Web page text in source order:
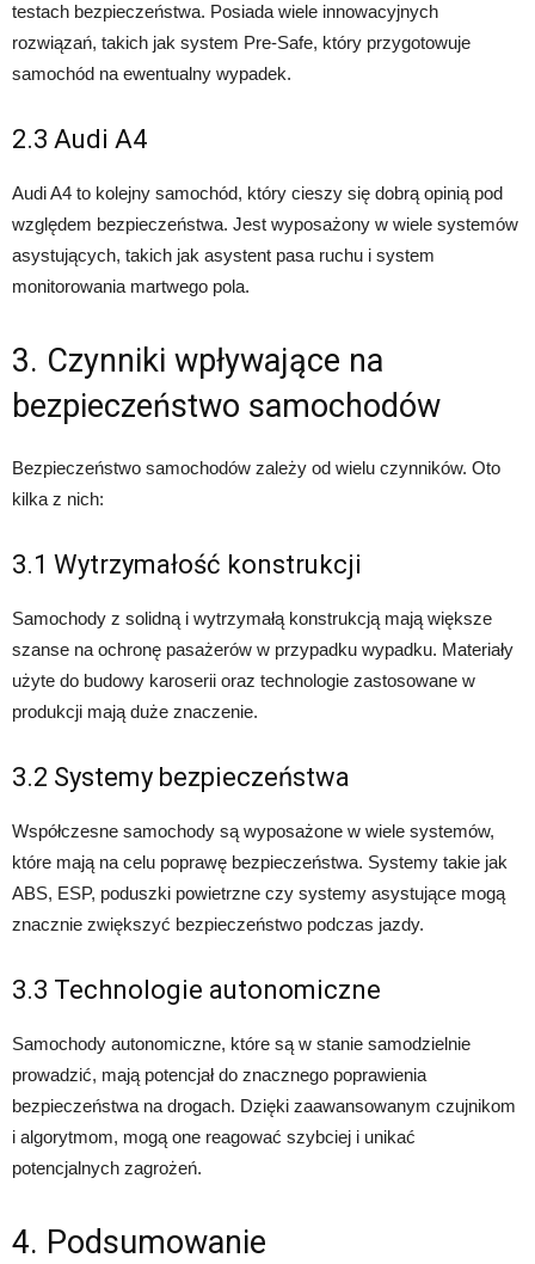
testach bezpieczeństwa. Posiada wiele innowacyjnych
rozwiązań, takich jak system Pre-Safe, który przygotowuje
samochód na ewentualny wypadek.
2.3 Audi A4
Audi A4 to kolejny samochód, który cieszy się dobrą opinią pod
względem bezpieczeństwa. Jest wyposażony w wiele systemów
asystujących, takich jak asystent pasa ruchu i system
monitorowania martwego pola.
3. Czynniki wpływające na
bezpieczeństwo samochodów
Bezpieczeństwo samochodów zależy od wielu czynników. Oto
kilka z nich:
3.1 Wytrzymałość konstrukcji
Samochody z solidną i wytrzymałą konstrukcją mają większe
szanse na ochronę pasażerów w przypadku wypadku. Materiały
użyte do budowy karoserii oraz technologie zastosowane w
produkcji mają duże znaczenie.
3.2 Systemy bezpieczeństwa
Współczesne samochody są wyposażone w wiele systemów,
które mają na celu poprawę bezpieczeństwa. Systemy takie jak
ABS, ESP, poduszki powietrzne czy systemy asystujące mogą
znacznie zwiększyć bezpieczeństwo podczas jazdy.
3.3 Technologie autonomiczne
Samochody autonomiczne, które są w stanie samodzielnie
prowadzić, mają potencjał do znacznego poprawienia
bezpieczeństwa na drogach. Dzięki zaawansowanym czujnikom
i algorytmom, mogą one reagować szybciej i unikać
potencjalnych zagrożeń.
4. Podsumowanie